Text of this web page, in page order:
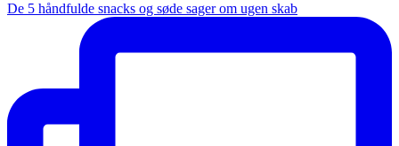
De 5 håndfulde snacks og søde sager om ugen skab